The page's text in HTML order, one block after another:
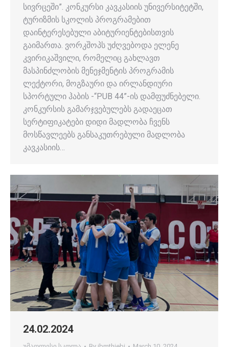
სივრცეში”. კონკურსი კავკასიის უნივერსიტეტში,
ტურიზმის სკოლის პროგრამებით
დაინტერესებული აბიტურიენტებისთვის
გაიმართა. ვორკშოპს უძღვებოდა ელენე
კვირიკაშვილი, რომელიც გახლავთ
მასპინძლობის მენეჯმენტის პროგრამის
ლექტორი, მოგზაური და ირლანდიური
სპორტული ჰაბის -“PUB 44”-ის დამფუძნებელი.
კონკურსის გამარჯვებულებს გადაეცათ
სერტიფიკატები დიდი მადლობა ჩვენს
მოსწავლეებს განსაკუთრებული მადლობა
კავკასიის…
24.02.2024